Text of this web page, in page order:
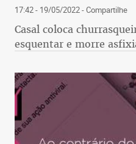
17:42 - 19/05/2022- Compartilhe
Casal coloca
esquentar e morre